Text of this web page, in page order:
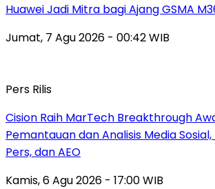
Huawei Jadi Mitra bagi Ajang GSMA
Jumat, 7 Agu 2026 - 00:42 WIB
Pers Rilis
Cision Raih MarTech Breakthrough
Pemantauan dan Analisis Media
Pers, dan AEO
Kamis, 6 Agu 2026 - 17:00 WIB